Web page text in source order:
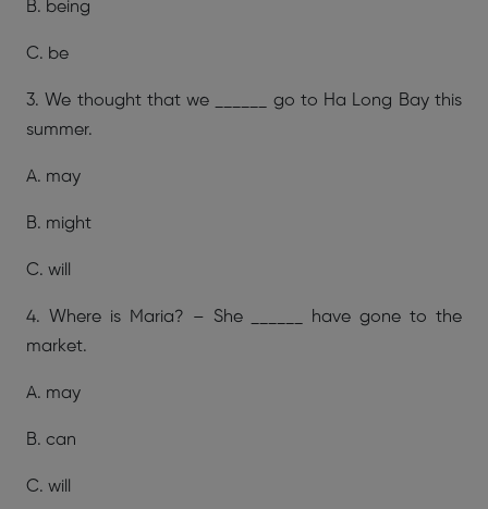
B. being
C. be
3. We thought that we ______ go to Ha Long Bay this
summer.
A. may
B. might
C. will
4. Where is Maria? – She ______ have gone to the
market.
A. may
B. can
C. will